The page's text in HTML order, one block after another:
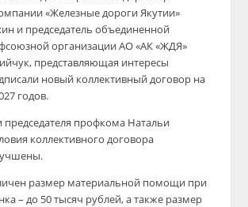
«Железные дороги Якутии»
и председатель объединенной
организацииАО«АК «ЖДЯ»
представляющая интересы
новый коллективный договор на
годов.
профкома Натальи
коллективного договора
размер материальной помощи при
– до 50 тысяч рублей, а также размер